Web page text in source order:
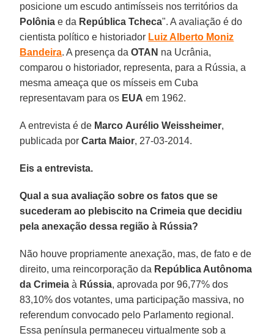
posicione um escudo antimísseis nos territórios da
Polôniae da República Tcheca". A avaliação é do
cientista político e historiador Luiz Alberto Moniz
Bandeira. A presença daOTAN na Ucrânia,
comparou o historiador, representa, para a Rússia, a
mesma ameaça que os mísseis em Cuba
representavam para os EUA em 1962.
A entrevista é de Marco Aurélio Weissheimer,
publicada porCarta Maior, 27-03-2014.
Eis a entrevista.
Qual a sua avaliação sobre os fatos que se
sucederam ao plebiscito na Crimeia que decidiu
pela anexação dessa região à Rússia?
Não houve propriamente anexação, mas, de fato e de
direito, uma reincorporação da República Autônoma
da Crimeia à Rússia, aprovada por 96,77% dos
83,10% dos votantes, uma participação massiva, no
referendum convocado pelo Parlamento regional.
Essa península permaneceu virtualmente sob a